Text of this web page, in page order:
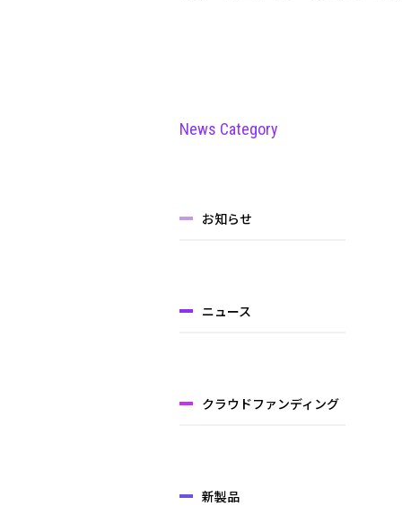
News Category
お知らせ
ニュース
クラウドファンディング
新製品